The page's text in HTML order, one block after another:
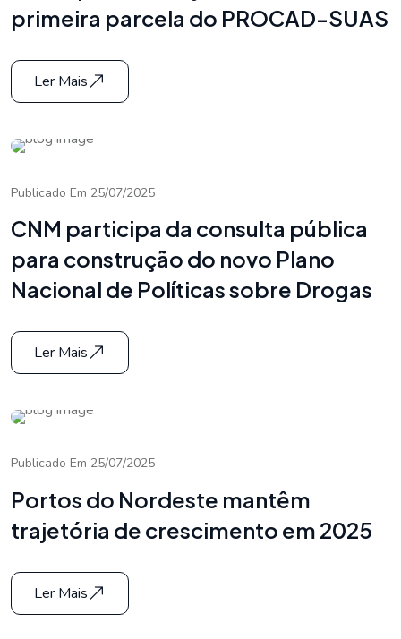
primeira parcela do PROCAD-SUAS
Ler Mais
Publicado Em 25/07/2025
CNM participa da consulta pública
para construção do novo Plano
Nacional de Políticas sobre Drogas
Ler Mais
Publicado Em 25/07/2025
Portos do Nordeste mantêm
trajetória de crescimento em 2025
Ler Mais